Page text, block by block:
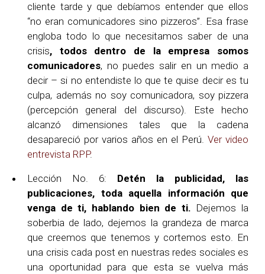
cliente tarde y que debíamos entender que ellos
“no eran comunicadores sino pizzeros”. Esa frase
engloba todo lo que necesitamos saber de una
crisis, todos dentro de la empresa somos
comunicadores, no puedes salir en un medio a
decir – si no entendiste lo que te quise decir es tu
culpa, además no soy comunicadora, soy pizzera
(percepción general del discurso). Este hecho
alcanzó dimensiones tales que la cadena
desapareció por varios años en el Perú. Ver video
entrevista RPP.
Lección No. 6: Detén la publicidad, las
publicaciones, toda aquella información que
venga de ti, hablando bien de ti. Dejemos la
soberbia de lado, dejemos la grandeza de marca
que creemos que tenemos y cortemos esto. En
una crisis cada post en nuestras redes sociales es
una oportunidad para que esta se vuelva más